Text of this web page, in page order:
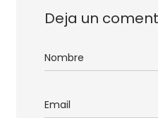
Deja un